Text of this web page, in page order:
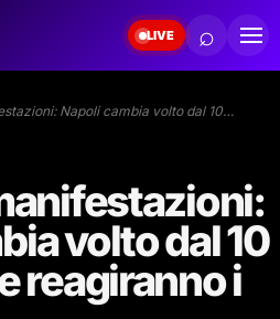
LIVE ⌕
Napoli cambia volto dal 10…
volto dal 10
reagiranno i